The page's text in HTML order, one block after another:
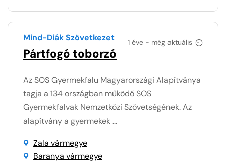
1 éve - még aktuális
Mind-Diák Szövetkezet
Pártfogó toborzó
Az SOS Gyermekfalu Magyarországi Alapítványa
tagja a 134 országban működő SOS
Gyermekfalvak Nemzetközi Szövetségének. Az
alapítvány a gyermekek ...
Zala vármegye
Baranya vármegye